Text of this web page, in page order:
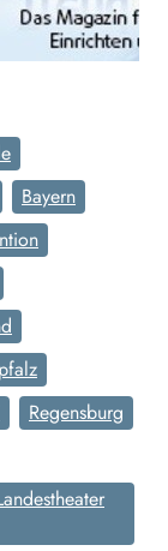
Bayern
Regensburg